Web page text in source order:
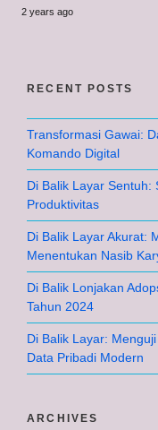
2 years ago
RECENT POSTS
Transformasi Gawai:
Komando Digital
Di Balik Layar Sentuh:
Produktivitas
Di Balik Layar Akurat:
Menentukan Nasib
Di Balik Lonjakan
Tahun 2024
Di Balik Layar:
Data Pribadi Modern
ARCHIVES